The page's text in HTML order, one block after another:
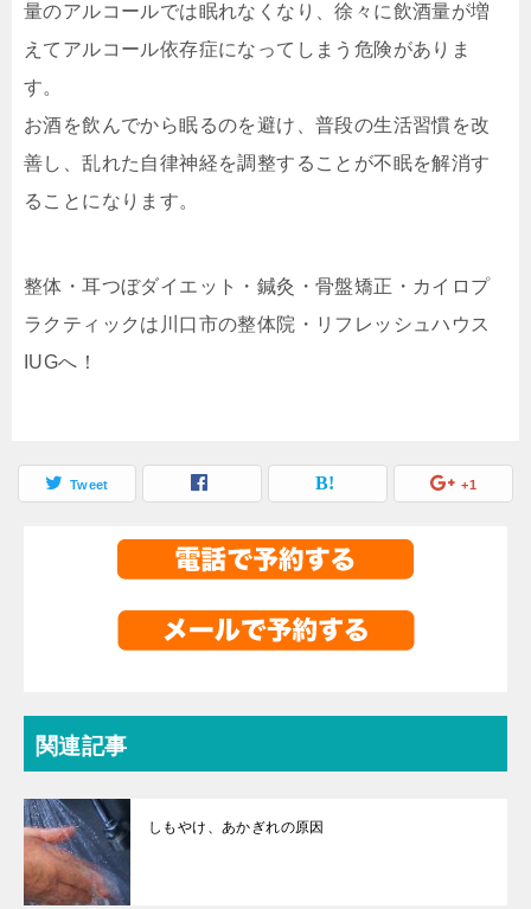
量のアルコールでは眠れなくなり、徐々に飲酒量が増
えてアルコール依存症になってしまう危険がありま
す。
お酒を飲んでから眠るのを避け、普段の生活習慣を改
善し、乱れた自律神経を調整することが不眠を解消す
ることになります。
整体・耳つぼダイエット・鍼灸・骨盤矯正・カイロプ
ラクティックは川口市の整体院・リフレッシュハウス
IUGへ！
Tweet +1
関連記事
しもやけ、あかぎれの原因